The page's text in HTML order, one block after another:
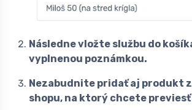
Následne vložte službu do
vyplnenou poznámkou.
Nezabudnite pridať aj produkt
shopu, na ktorý chcete